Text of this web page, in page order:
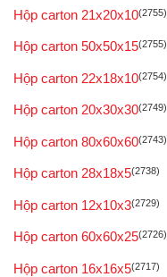
Hộp carton 21x20x10(2755)
Hộp carton 50x50x15(2755)
Hộp carton 22x18x10(2754)
Hộp carton 20x30x30(2749)
Hộp carton 80x60x60(2743)
Hộp carton 28x18x5(2738)
Hộp carton 12x10x3(2729)
Hộp carton 60x60x25(2726)
Hộp carton 16x16x5(2717)